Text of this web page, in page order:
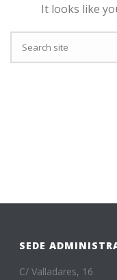
It looks like
SEDE
C/ Valladares, 16